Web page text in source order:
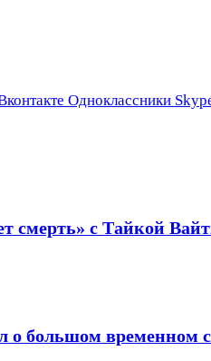
Одноклассники
смерть» с Тайкой
о большом временном